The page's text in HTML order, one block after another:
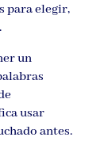
para elegir,
un
usar
antes.